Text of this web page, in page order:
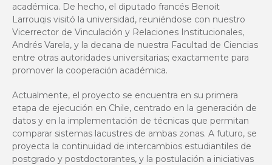
académica. De hecho, el diputado francés Benoit
Larrouqis visitó la universidad, reuniéndose con nuestro
Vicerrector de Vinculación y Relaciones Institucionales,
Andrés Varela, y la decana de nuestra Facultad de Ciencias
entre otras autoridades universitarias; exactamente para
promover la cooperación académica.
Actualmente, el proyecto se encuentra en su primera
etapa de ejecución en Chile, centrado en la generación de
datos y en la implementación de técnicas que permitan
comparar sistemas lacustres de ambas zonas. A futuro, se
proyecta la continuidad de intercambios estudiantiles de
postgrado y postdoctorantes, y la postulación a iniciativas